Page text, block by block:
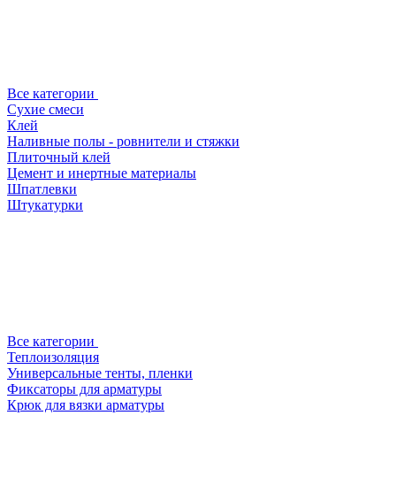
Все категории
Сухие смеси
Клей
Наливные полы - ровнители и стяжки
Плиточный клей
Цемент и инертные материалы
Шпатлевки
Штукатурки
Все категории
Теплоизоляция
Универсальные тенты, пленки
Фиксаторы для арматуры
Крюк для вязки арматуры